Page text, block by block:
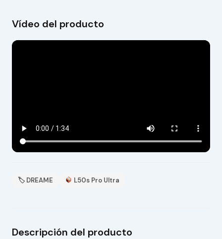
Vídeo del producto
🏷 DREAME L50s Pro Ultra
Descripción del producto